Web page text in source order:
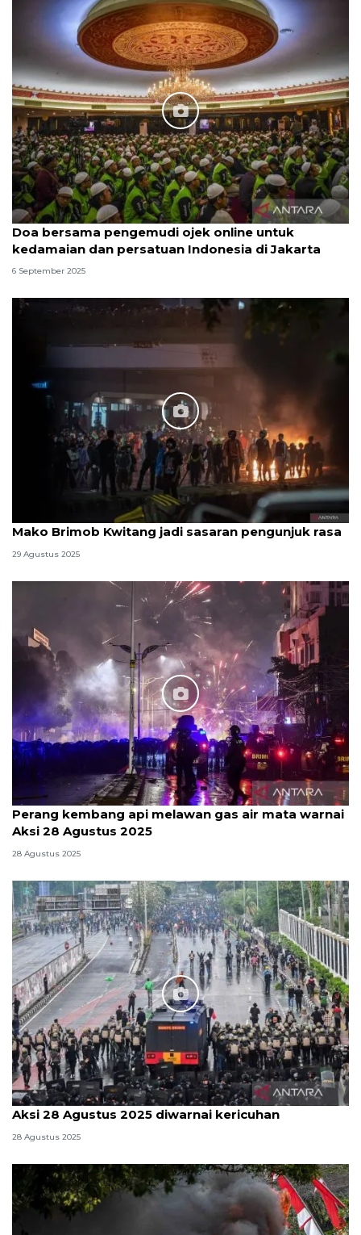
Doa bersama pengemudi ojek online untuk
kedamaian dan persatuan Indonesia di Jakarta
6 September 2025
Mako Brimob Kwitang jadi sasaran pengunjuk rasa
29 Agustus 2025
Perang kembang api melawan gas air mata warnai
Aksi 28 Agustus 2025
28 Agustus 2025
Aksi 28 Agustus 2025 diwarnai kericuhan
28 Agustus 2025